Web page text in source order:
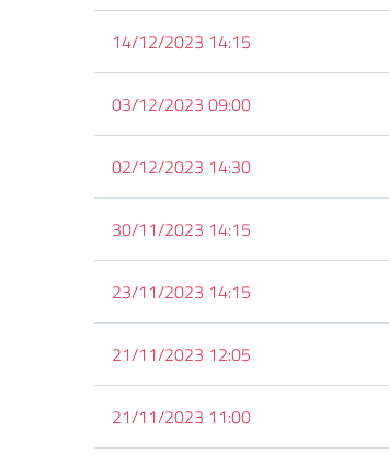
14/12/2023 14:15
03/12/2023 09:00
02/12/2023 14:30
30/11/2023 14:15
23/11/2023 14:15
21/11/2023 12:05
21/11/2023 11:00